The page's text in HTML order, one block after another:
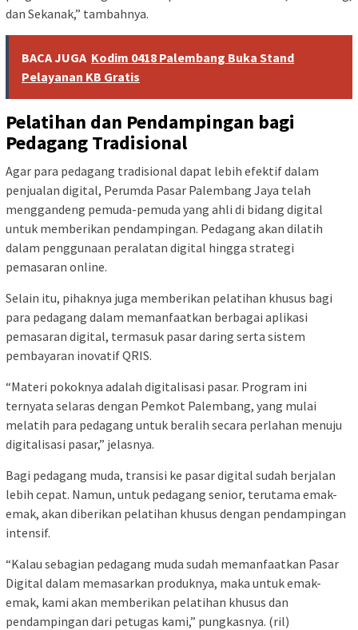
dan Sekanak,” tambahnya.
BACA JUGA Kodim 0418 Palembang Buka Stand
Pelayanan KB Gratis
Pelatihan dan Pendampingan bagi
Pedagang Tradisional
Agar para pedagang tradisional dapat lebih efektif dalam
penjualan digital, Perumda Pasar Palembang Jaya telah
menggandeng pemuda-pemuda yang ahli di bidang digital
untuk memberikan pendampingan. Pedagang akan dilatih
dalam penggunaan peralatan digital hingga strategi
pemasaran online.
Selain itu, pihaknya juga memberikan pelatihan khusus bagi
para pedagang dalam memanfaatkan berbagai aplikasi
pemasaran digital, termasuk pasar daring serta sistem
pembayaran inovatif QRIS.
“Materi pokoknya adalah digitalisasi pasar. Program ini
ternyata selaras dengan Pemkot Palembang, yang mulai
melatih para pedagang untuk beralih secara perlahan menuju
digitalisasi pasar,” jelasnya.
Bagi pedagang muda, transisi ke pasar digital sudah berjalan
lebih cepat. Namun, untuk pedagang senior, terutama emak-
emak, akan diberikan pelatihan khusus dengan pendampingan
intensif.
“Kalau sebagian pedagang muda sudah memanfaatkan Pasar
Digital dalam memasarkan produknya, maka untuk emak-
emak, kami akan memberikan pelatihan khusus dan
pendampingan dari petugas kami,” pungkasnya. (ril)